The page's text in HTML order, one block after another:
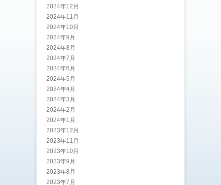
2024年12月
2024年11月
2024年10月
2024年9月
2024年8月
2024年7月
2024年6月
2024年5月
2024年4月
2024年3月
2024年2月
2024年1月
2023年12月
2023年11月
2023年10月
2023年9月
2023年8月
2023年7月